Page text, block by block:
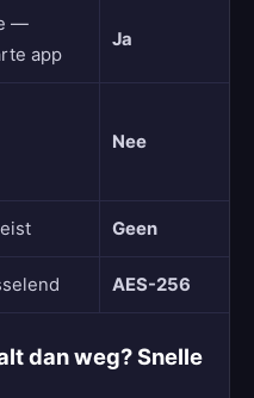
—
app
Ja
Nee
Geen
AES-256
dan weg? Snelle